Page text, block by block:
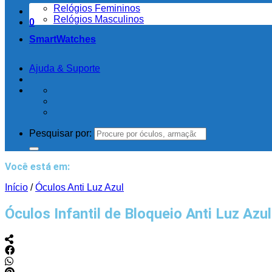
0
Relógios Femininos
Relógios Masculinos
SmartWatches
Ajuda & Suporte
Pesquisar por:
Você está em:
Início / Óculos Anti Luz Azul
Óculos Infantil de Bloqueio Anti Luz